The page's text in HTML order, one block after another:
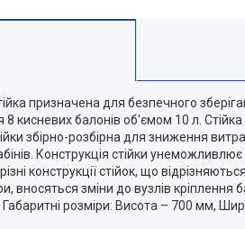
призначена для безпечного
кисневих балонів об'ємом 10 л.
збірно-розбірна для зниження
Конструкція стійки
конструкції стійок, що
вносяться зміни до вузлів
Габаритні розміри: Висота – 700 мм,